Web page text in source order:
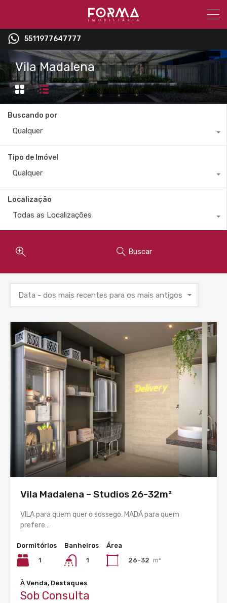
5511977647777
Vila Madalena
Buscando por
Qualquer
Tipo de Imóvel
Qualquer
Localização
Todas as Localizações
Buscar
Data - dos mais recentes para os mais antigos
Vila Madalena – Studios 26-32m²
VILA para quem quer o sossego. MADÁ para quem
prefere…
Dormitórios
1
Banheiros
1
Área
26-32 m²
À Venda, Destaques
Sob Consulta